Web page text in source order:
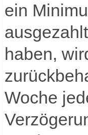
ein
haben,
Woche